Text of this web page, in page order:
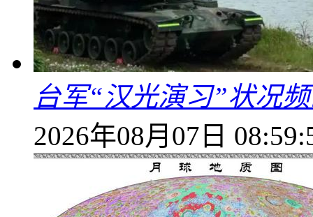
台军“汉光演习”状况
2026年08月07日